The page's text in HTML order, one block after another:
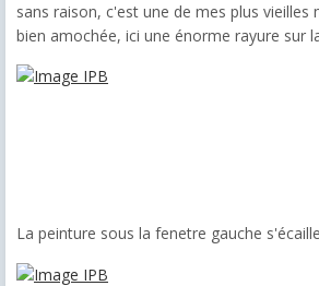
sans raison, c'est une de mes plus vieilles
bien amochée, ici une énorme rayure sur
La peinture sous la fenetre gauche